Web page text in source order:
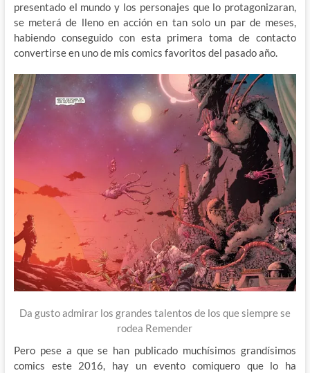
presentado el mundo y los personajes que lo protagonizaran,
se meterá de lleno en acción en tan solo un par de meses,
habiendo conseguido con esta primera toma de contacto
convertirse en uno de mis comics favoritos del pasado año.
Da gusto admirar los grandes talentos de los que siempre se
rodea Remender
Pero pese a que se han publicado muchísimos grandísimos
comics este 2016, hay un evento comiquero que lo ha